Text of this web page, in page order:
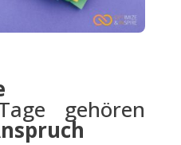
gehören